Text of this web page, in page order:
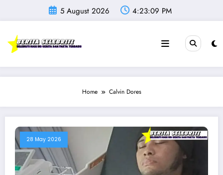
content
5 August 2026 4:23:09 PM
Home Calvin Dores
28 May 2026